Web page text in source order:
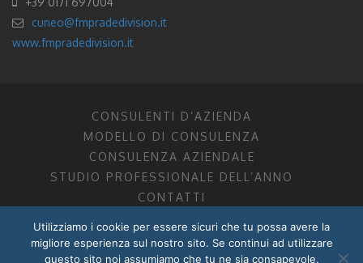
cuneo@fmpradedivision.it
www.fmpradedivision.it
CONSULENTI D’AZIENDA
MODELLO DI CONSULENZA
CONSULENZA AZIENDALE
STUDIO PROFESSIONALE DELL’ANNO
CONTATTI
FM CONSULENTI D’AZIENDA SOCIETÀ TRA PROFESSIONISTI
DOTTORI COMMERCIALISTI MANTOVA, PORDENONE, TRENTO
Utilizziamo i cookie per essere sicuri che tu possa avere la
migliore esperienza sul nostro sito. Se continui ad utilizzare
questo sito noi assumiamo che tu ne sia consapevole.